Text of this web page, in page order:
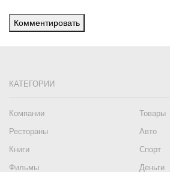
Комментировать
КАТЕГОРИИ
Компании
Товары
Рестораны
Авто
Книги
Спорт
Фильмы
Деньги